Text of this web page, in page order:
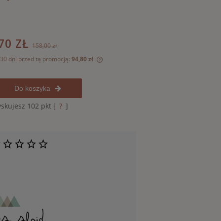
ZŁ 158,00 zł
dni przed tą promocją:94,80 zł
jest sprzedawany krócej niż
jest najniższa cena od
kiedy produkt pojawił się w
Do koszyka
102 pkt [ ? ]